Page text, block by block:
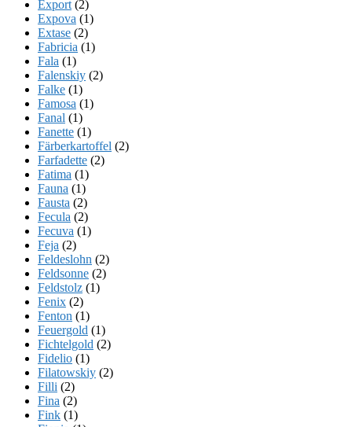
Export (2)
Expova (1)
Extase (2)
Fabricia (1)
Fala (1)
Falenskiy (2)
Falke (1)
Famosa (1)
Fanal (1)
Fanette (1)
Färberkartoffel (2)
Farfadette (2)
Fatima (1)
Fauna (1)
Fausta (2)
Fecula (2)
Fecuva (1)
Feja (2)
Feldeslohn (2)
Feldsonne (2)
Feldstolz (1)
Fenix (2)
Fenton (1)
Feuergold (1)
Fichtelgold (2)
Fidelio (1)
Filatowskiy (2)
Filli (2)
Fina (2)
Fink (1)